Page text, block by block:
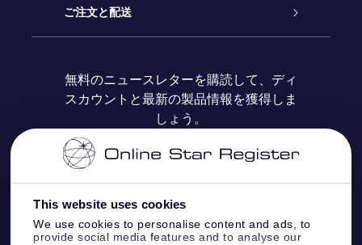
This website uses cookies
We use cookies to personalise content and ads, to
provide social media features and to analyse our
ブログ
レビュー
OSRギフトパック
OSR ギフトカード
法人ギフト
星の登録
カスタマイズされたStar Page
One Million Stars
OSR Starsaver
ご注文と配送
お支払いに関する情報
配送に関する情報
返品ポリシ
無料のニュースレターを購読して、ディ
スカウントと最新の製品情報を獲得しま
しょう。